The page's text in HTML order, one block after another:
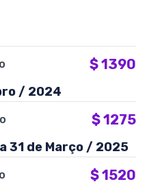
$1390
/ 2024
$1275
31 de Março / 2025
$1520